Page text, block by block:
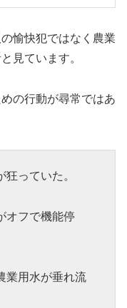
愉快犯ではなく農業
見ています。
の行動が尋常ではあ
狂っていた。
オフで機能停
業用水が垂れ流